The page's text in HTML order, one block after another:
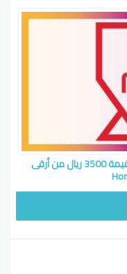
كوبون خصم هوم بوكس 30% عند الشراء بقيمة 3500 ريال من أرقى